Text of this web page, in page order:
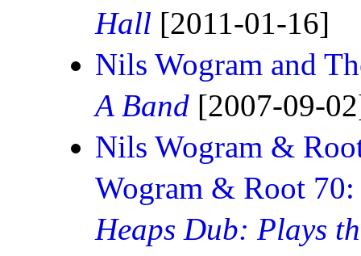
Hall [2011-01-16]
Nils Wogram and
A Band [2007-09-
Nils Wogram &
Wogram & Root
Heaps Dub: Plays